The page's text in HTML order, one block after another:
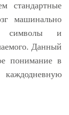
стандартные
машинально
символы и
Данный
понимание в